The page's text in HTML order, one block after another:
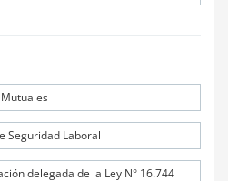
Mutuales
Seguridad Laboral
delegada de la Ley N° 16.744